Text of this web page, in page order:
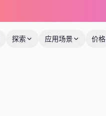
探索 应用场景 价格